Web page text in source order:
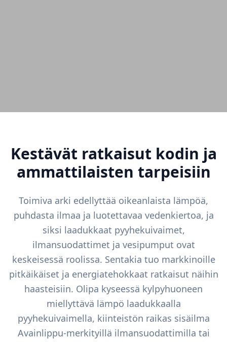
Kestävät ratkaisut kodin ja
ammattilaisten tarpeisiin
Toimiva arki edellyttää oikeanlaista lämpöä,
puhdasta ilmaa ja luotettavaa vedenkiertoa, ja
siksi laadukkaat pyyhekuivaimet,
ilmansuodattimet ja vesipumput ovat
keskeisessä roolissa. Sentakia tuo markkinoille
pitkäikäiset ja energiatehokkaat ratkaisut näihin
haasteisiin. Olipa kyseessä kylpyhuoneen
miellyttävä lämpö laadukkaalla
pyyhekuivaimella, kiinteistön raikas sisäilma
Avainlippu-merkityillä ilmansuodattimilla tai